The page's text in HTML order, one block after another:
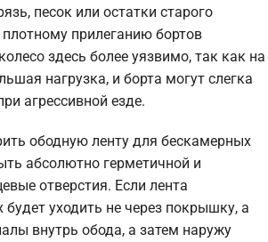
песок или остатки старого
прилеганию бортов
здесь более уязвимо, так как на
нагрузка, и борта могут слегка
агрессивной езде.
ободную ленту для бескамерных
абсолютно герметичной и
отверстия. Если лента
будет уходить не через покрышку, а
внутрь обода, а затем наружу